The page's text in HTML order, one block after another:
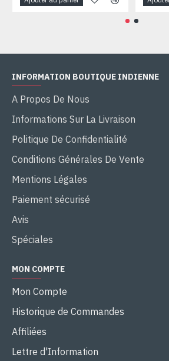
INFORMATION BOUTIQUE INDIENNE
A Propos De Nous
Informations Sur La Livraison
Politique De Confidentialité
Conditions Générales De Vente
Mentions Légales
Paiement sécurisé
Avis
Spéciales
MON COMPTE
Mon Compte
Historique de Commandes
Affiliées
Lettre d'Information